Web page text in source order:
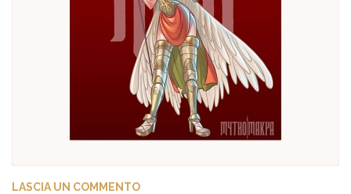
LASCIA UN COMMENTO